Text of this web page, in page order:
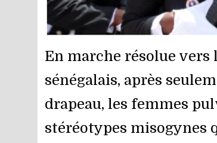
En marche résolue vers
sénégalais, après
drapeau, les femmes
stéréotypes misogynes